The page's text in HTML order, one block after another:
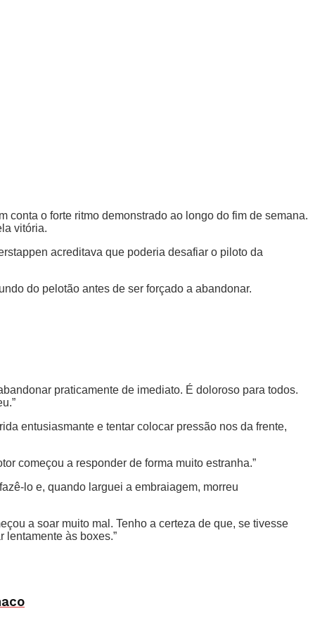
o forte ritmo demonstrado ao longo do fim de semana.
vitória.
acreditava que poderia desafiar o piloto da
do pelotão antes de ser forçado a abandonar.
praticamente de imediato. É doloroso para todos.
entusiasmante e tentar colocar pressão nos da frente,
começou a responder de forma muito estranha.”
lo e, quando larguei a embraiagem, morreu
a soar muito mal. Tenho a certeza de que, se tivesse
lentamente às boxes.”